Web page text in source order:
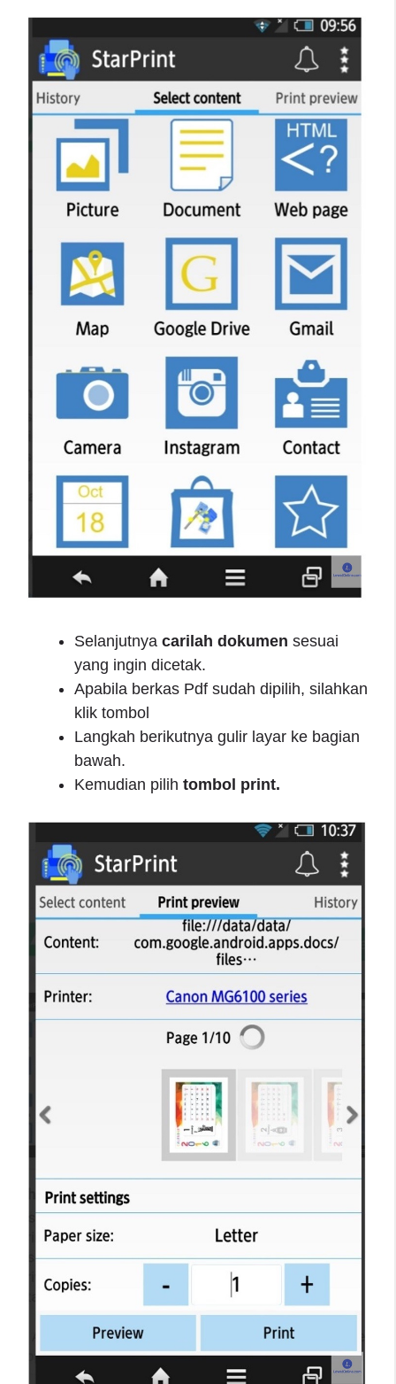
Selanjutnya carilah dokumen sesuai
yang ingin dicetak.
Apabila berkas Pdf sudah dipilih, silahkan
klik tombol
Langkah berikutnya gulir layar ke bagian
bawah.
Kemudian pilih tombol print.